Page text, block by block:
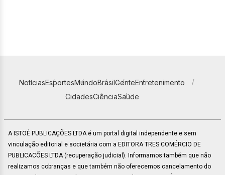
NotíciasEsportesMundoBrasilGenteEntretenimento
CidadesCiênciaSaúde
A ISTOÉ PUBLICAÇÕES LTDA é um portal digital independente e sem
vinculação editorial e societária com a EDITORA TRES COMÉRCIO DE
PUBLICACÕES LTDA (recuperação judicial). Informamos também que não
realizamos cobranças e que também não oferecemos cancelamento do